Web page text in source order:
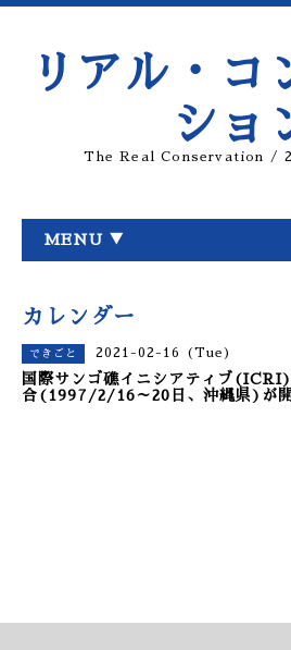
リアル・コ
ショ
The Real Conservation /
MENU ▼
カレンダー
できごと 2021-02-16 (Tue)
国際サンゴ礁イニシアティブ
合(1997/2/16～20日、沖縄県)が開